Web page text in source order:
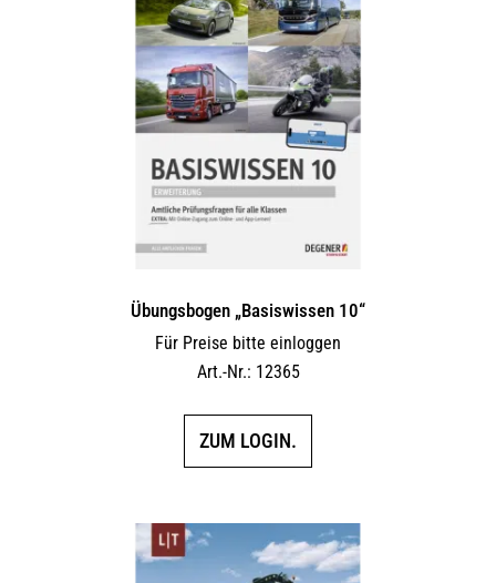
Übungsbogen „Basiswissen 10“
Für Preise bitte einloggen
Art.-Nr.: 12365
ZUM LOGIN.